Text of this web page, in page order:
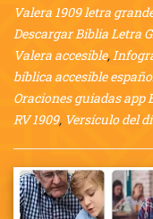
Valera 1909 letra
Descargar Biblia Letra
Valera accesible,
bíblica accesible
Oraciones guiadas app
RV 1909, Versículo del